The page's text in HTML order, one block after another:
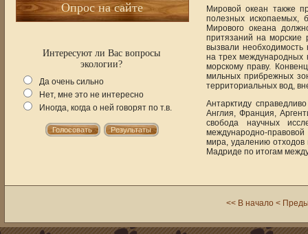
Опрос на сайте
Интересуют ли Вас вопросы
экологии?
Да очень сильно
Нет, мне это не интересно
Иногда, когда о ней говорят по т.в.
Мировой океан также
полезных ископаемых,
Мирового океана
притязаний на морские
вызвали необходимость
на трех
морскому праву.
мильных прибрежных
территориальных вод,
Антарктиду
Англия, Франция,
свобода научных
международно-
мира, удалению отходов
Мадриде по итогам
<< В начало <